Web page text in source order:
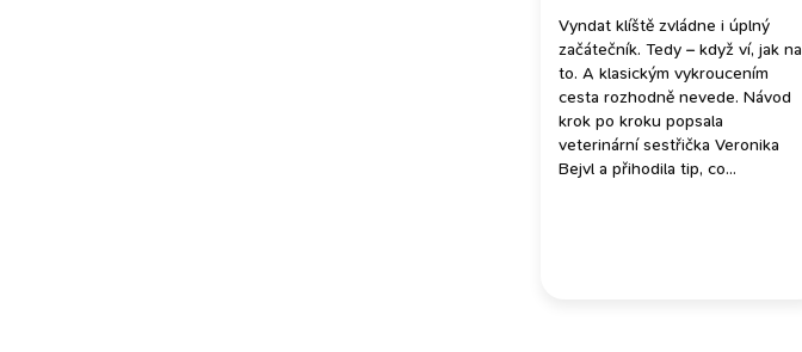
Vyndat klíště zvládne i úplný
začátečník. Tedy – když ví, jak na
to. A klasickým vykroucením
cesta rozhodně nevede. Návod
krok po kroku popsala
veterinární sestřička Veronika
Bejvl a přihodila tip, co...